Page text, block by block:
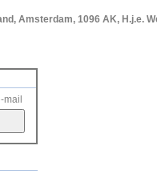
Amsterdam, 1096 AK, H.j.e.